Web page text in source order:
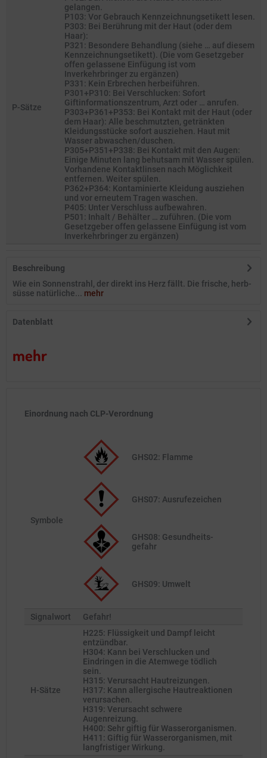
P-Sätze
gelangen.
P103: Vor Gebrauch Kennzeichnungsetikett lesen.
P303: Bei Berührung mit der Haut (oder dem
Haar):
P321: Besondere Behandlung (siehe … auf diesem
Kennzeichnungsetikett). (Die vom Gesetzgeber
offen gelassene Einfügung ist vom
Inverkehrbringer zu ergänzen)
P331: Kein Erbrechen herbeiführen.
P301+P310: Bei Verschlucken: Sofort
Giftinformationszentrum, Arzt oder … anrufen.
P303+P361+P353: Bei Kontakt mit der Haut (oder
dem Haar): Alle beschmutzten, getränkten
Kleidungsstücke sofort ausziehen. Haut mit
Wasser abwaschen/duschen.
P305+P351+P338: Bei Kontakt mit den Augen:
Einige Minuten lang behutsam mit Wasser spülen.
Vorhandene Kontaktlinsen nach Möglichkeit
entfernen. Weiter spülen.
P362+P364: Kontaminierte Kleidung ausziehen
und vor erneutem Tragen waschen.
P405: Unter Verschluss aufbewahren.
P501: Inhalt / Behälter … zuführen. (Die vom
Gesetzgeber offen gelassene Einfügung ist vom
Inverkehrbringer zu ergänzen)
Beschreibung
Wie ein Sonnenstrahl, der direkt ins Herz fällt. Die frische, herb-
süsse natürliche... mehr
Datenblatt
mehr
Einordnung nach CLP-Verordnung
Symbole
GHS02: Flamme
GHS07: Ausrufezeichen
GHS08: Gesund­heits­
gefahr
GHS09: Umwelt
Signalwort Gefahr!
H-Sätze
H225: Flüssigkeit und Dampf leicht
entzündbar.
H304: Kann bei Verschlucken und
Eindringen in die Atemwege tödlich
sein.
H315: Verursacht Hautreizungen.
H317: Kann allergische Hautreaktionen
verursachen.
H319: Verursacht schwere
Augenreizung.
H400: Sehr giftig für Wasserorganismen.
H411: Giftig für Wasserorganismen, mit
langfristiger Wirkung.